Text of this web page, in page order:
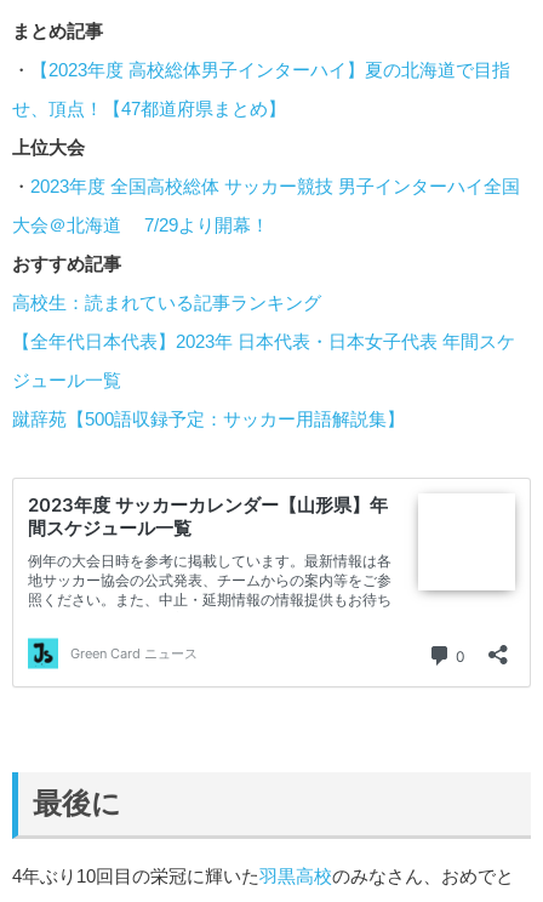
まとめ記事
・
【2023年度 高校総体男子インターハイ】夏の北海道で目指
せ、頂点！【47都道府県まとめ】
上位大会
・ 2023年度 全国高校総体 サッカー競技 男子インターハイ全国
大会＠北海道 7/29より開幕！
おすすめ記事
高校生：読まれている記事ランキング
【全年代日本代表】2023年 日本代表・日本女子代表 年間スケ
ジュール一覧
蹴辞苑【500語収録予定：サッカー用語解説集】
最後に
4年ぶり10回目の栄冠に輝いた羽黒高校のみなさん、おめでと